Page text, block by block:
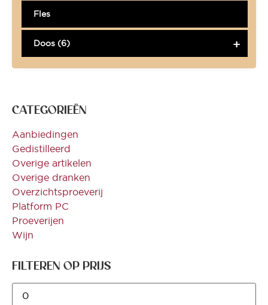
CATEGORIEËN
Aanbiedingen
Gedistilleerd
Overige artikelen
Overige dranken
Overzichtsproeverij
Platform PC
Proeverijen
Wijn
FILTEREN OP PRIJS
Fles
Doos (6)